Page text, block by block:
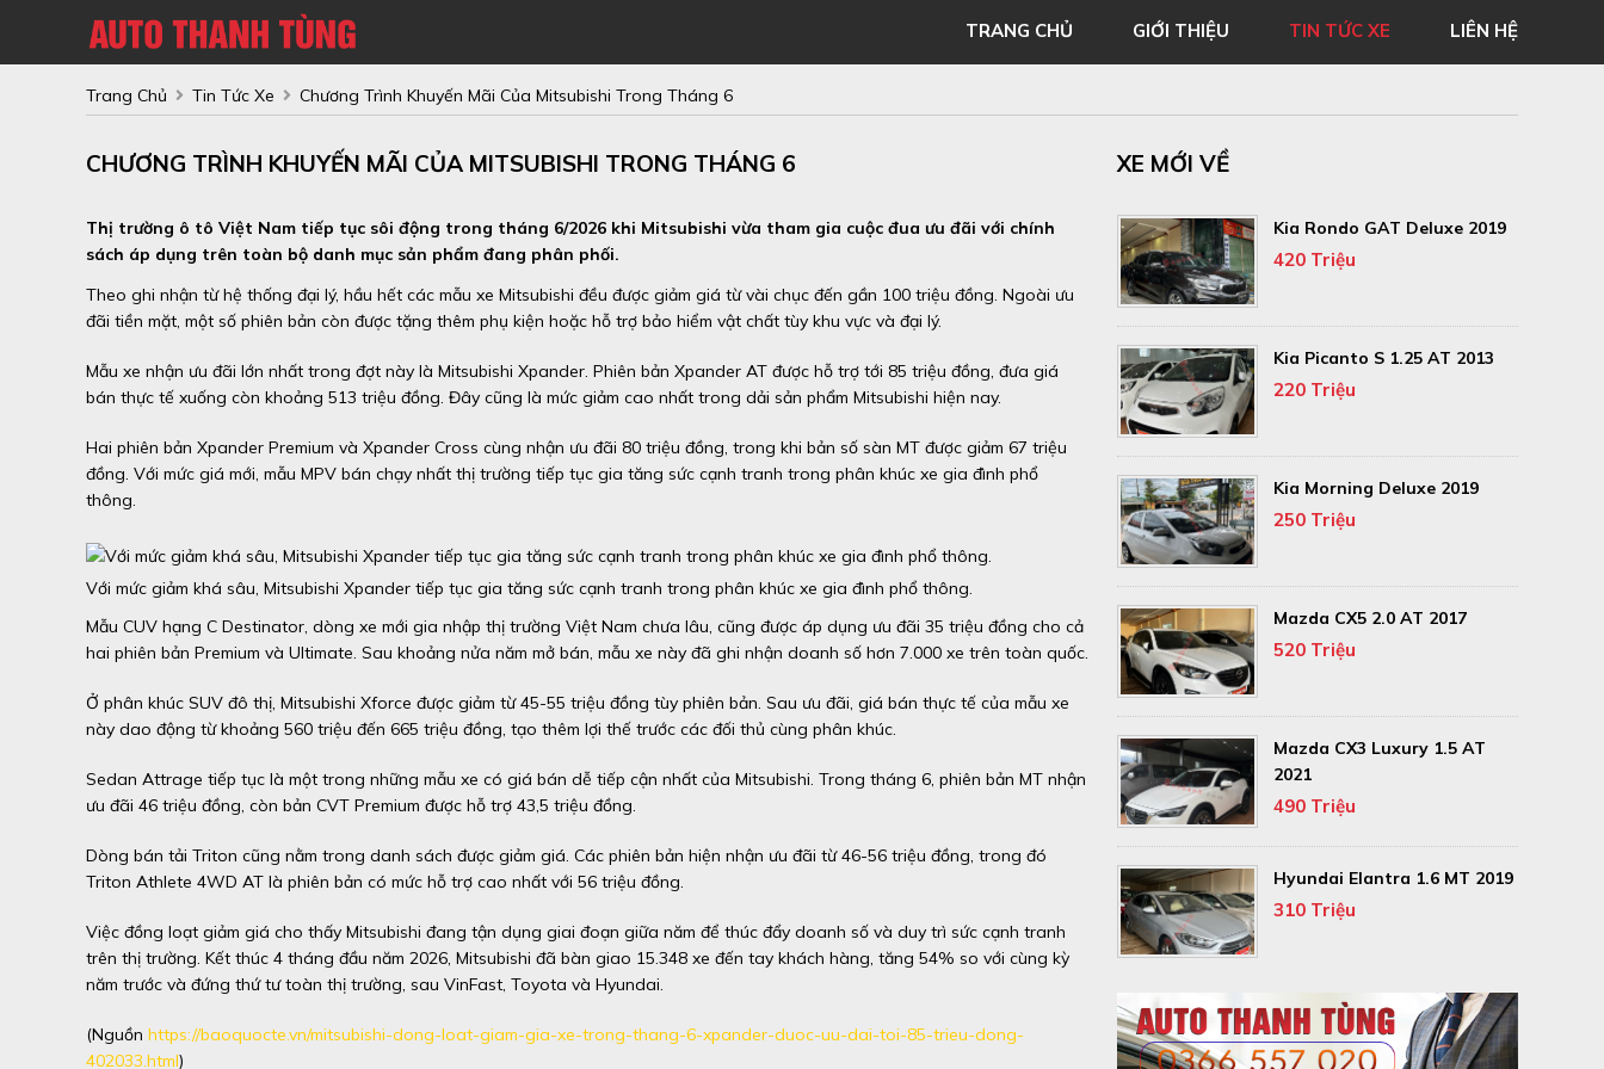
TRANG CHỦ GIỚI THIỆU TIN TỨC XE LIÊN HỆ
Trang Chủ Tin Tức Xe Chương Trình Khuyến Mãi Của Mitsubishi Trong Tháng 6
CHƯƠNG TRÌNH KHUYẾN MÃI CỦA MITSUBISHI TRONG THÁNG 6
Thị trường ô tô Việt Nam tiếp tục sôi động trong tháng 6/2026 khi Mitsubishi vừa tham gia cuộc đua ưu đãi với chính
sách áp dụng trên toàn bộ danh mục sản phẩm đang phân phối.
Theo ghi nhận từ hệ thống đại lý, hầu hết các mẫu xe Mitsubishi đều được giảm giá từ vài chục đến gần 100 triệu đồng. Ngoài ưu
đãi tiền mặt, một số phiên bản còn được tặng thêm phụ kiện hoặc hỗ trợ bảo hiểm vật chất tùy khu vực và đại lý.
Mẫu xe nhận ưu đãi lớn nhất trong đợt này là Mitsubishi Xpander. Phiên bản Xpander AT được hỗ trợ tới 85 triệu đồng, đưa giá
bán thực tế xuống còn khoảng 513 triệu đồng. Đây cũng là mức giảm cao nhất trong dải sản phẩm Mitsubishi hiện nay.
Hai phiên bản Xpander Premium và Xpander Cross cùng nhận ưu đãi 80 triệu đồng, trong khi bản số sàn MT được giảm 67 triệu
đồng. Với mức giá mới, mẫu MPV bán chạy nhất thị trường tiếp tục gia tăng sức cạnh tranh trong phân khúc xe gia đình phổ
thông.
Với mức giảm khá sâu, Mitsubishi Xpander tiếp tục gia tăng sức cạnh tranh trong phân khúc xe gia đình phổ thông.
Mẫu CUV hạng C Destinator, dòng xe mới gia nhập thị trường Việt Nam chưa lâu, cũng được áp dụng ưu đãi 35 triệu đồng cho cả
hai phiên bản Premium và Ultimate. Sau khoảng nửa năm mở bán, mẫu xe này đã ghi nhận doanh số hơn 7.000 xe trên toàn quốc.
Ở phân khúc SUV đô thị, Mitsubishi Xforce được giảm từ 45-55 triệu đồng tùy phiên bản. Sau ưu đãi, giá bán thực tế của mẫu xe
này dao động từ khoảng 560 triệu đến 665 triệu đồng, tạo thêm lợi thế trước các đối thủ cùng phân khúc.
Sedan Attrage tiếp tục là một trong những mẫu xe có giá bán dễ tiếp cận nhất của Mitsubishi. Trong tháng 6, phiên bản MT nhận
ưu đãi 46 triệu đồng, còn bản CVT Premium được hỗ trợ 43,5 triệu đồng.
Dòng bán tải Triton cũng nằm trong danh sách được giảm giá. Các phiên bản hiện nhận ưu đãi từ 46-56 triệu đồng, trong đó
Triton Athlete 4WD AT là phiên bản có mức hỗ trợ cao nhất với 56 triệu đồng.
Việc đồng loạt giảm giá cho thấy Mitsubishi đang tận dụng giai đoạn giữa năm để thúc đẩy doanh số và duy trì sức cạnh tranh
trên thị trường. Kết thúc 4 tháng đầu năm 2026, Mitsubishi đã bàn giao 15.348 xe đến tay khách hàng, tăng 54% so với cùng kỳ
năm trước và đứng thứ tư toàn thị trường, sau VinFast, Toyota và Hyundai.
(Nguồn https://baoquocte.vn/mitsubishi-dong-loat-giam-gia-xe-trong-thang-6-xpander-duoc-uu-dai-toi-85-trieu-dong-
402033.html)
XE MỚI VỀ
Kia Rondo GAT Deluxe 2019
420 Triệu
Kia Picanto S 1.25 AT 2013
220 Triệu
Kia Morning Deluxe 2019
250 Triệu
Mazda CX5 2.0 AT 2017
520 Triệu
Mazda CX3 Luxury 1.5 AT
2021
490 Triệu
Hyundai Elantra 1.6 MT 2019
310 Triệu